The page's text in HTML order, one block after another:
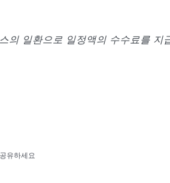
의 일환으로 일정액의 수수료를 지
유하세요